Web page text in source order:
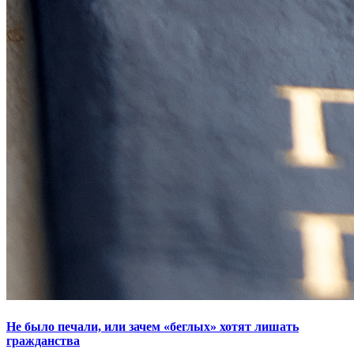
Не было печали, или зачем «беглых» хотят лишать
гражданства